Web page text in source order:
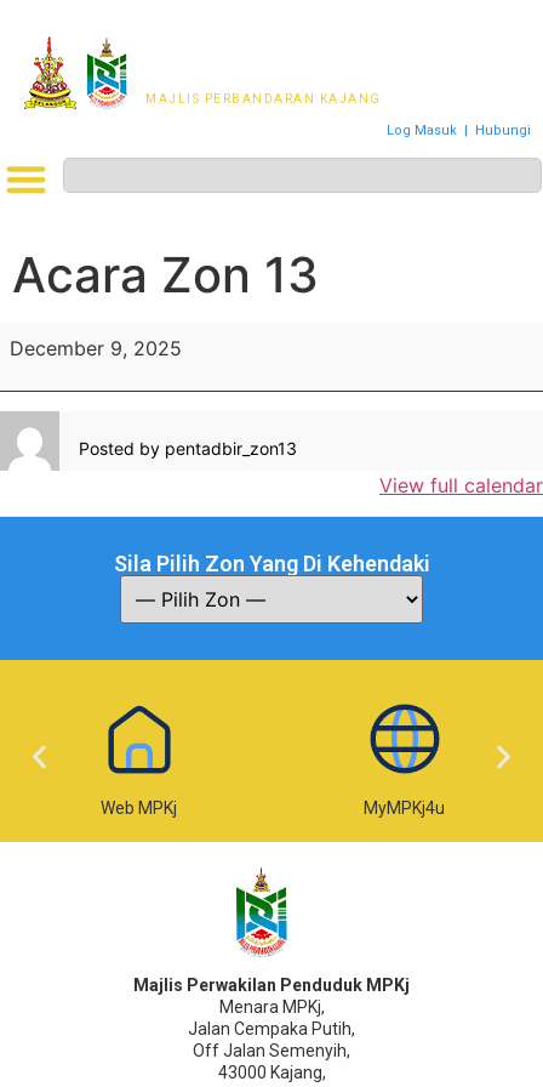
MAJLIS PERBANDARAN KAJANG
Log Masuk | Hubungi
Acara Zon 13
December 9, 2025
Posted by pentadbir_zon13
View full calendar
Sila Pilih Zon Yang Di Kehendaki
Web MPKj MyMPKj4u
Majlis Perwakilan Penduduk MPKj
Menara MPKj,
Jalan Cempaka Putih,
Off Jalan Semenyih,
43000 Kajang,